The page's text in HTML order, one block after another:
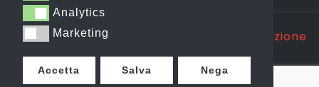
Copyright @ 2025 GP WEB S.R.L. |
Realizzazione
Siti Web Itala
AnalyticsAnalytics
MarketingMarketing
Accetta Salva Nega